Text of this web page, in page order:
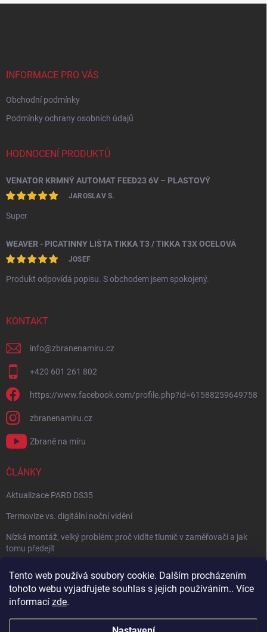
Tento web používá soubory cookie. Dalším procházením
tohoto webu vyjadřujete souhlas s jejich používáním.. Více
informací zde.
INFORMACE PRO VÁS
Obchodní podmínky
Podmínky ochrany osobních údajů
HODNOCENÍ PRODUKTŮ
VENATOR KRMNÝ AUTOMAT FEED23 6V – PLASTOVÝ
JAROSLAV S.
Super
WEAVER - PICATINNY LIŠTA TIKKA T3 / TIKKA T3X OCELOVÁ
JOSEF
Produkt odpovídá popisu. S obchodem jsem spokojený.
KONTAKT
info@zbranenamiru.cz
+420 601 261 802
https://www.facebook.com/profile.php?id=61588259649758
zbranenamiru.cz
Zbraně na míru
ČLÁNKY
Aktualizace PARD DS35
Termovize vs. digitální noční vidění
Nízká montáž, velký problém: proč vidíte tlumič v zaměřovači a jak
tomu předejít